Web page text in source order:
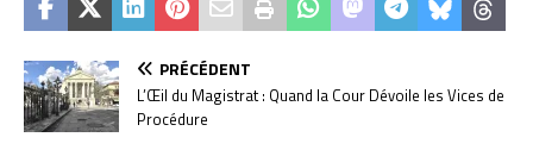
PRÉCÉDENT
L’Œil du Magistrat : Quand la Cour Dévoile les Vices de
Procédure